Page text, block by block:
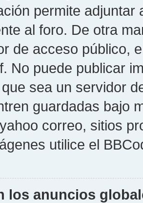
permite
al foro. De otra
de acceso público,
No puede publicar
sea un servidor
guardadas bajo
correo, sitios
utilice el
los anuncios